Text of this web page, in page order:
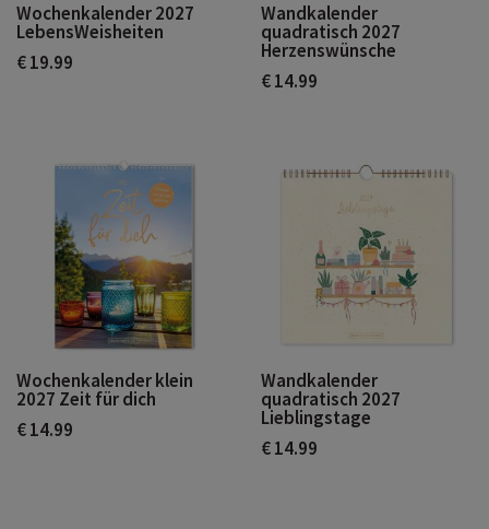
Wochenkalender 2027
LebensWeisheiten
€ 19.99
Wandkalender
quadratisch 2027
Herzenswünsche
€ 14.99
Wochenkalender klein
2027 Zeit für dich
€ 14.99
Wandkalender
quadratisch 2027
Lieblingstage
€ 14.99